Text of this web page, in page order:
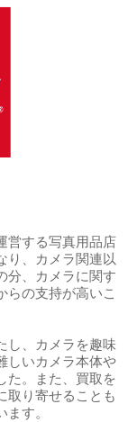
営する写真用品店
り、カメラ関連以
分、カメラに関す
らの支持が高いこ
し、カメラを趣味
しいカメラ本体や
た。また、買取を
取り寄せることも
す。